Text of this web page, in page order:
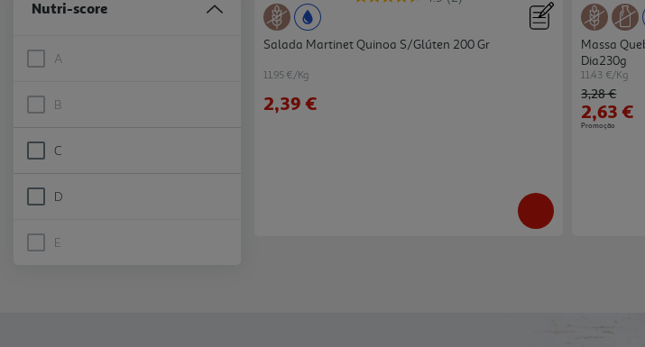
Nutri-score
A
Nutri-score A is not selectable
B
Nutri-score B is not selectable
C
Refine by Nutri-score: C
D
Refine by Nutri-score: D
E
Nutri-score E is not selectable
Salada Martinet Quinoa S/glúten 200 Gr
11.95 €/Kg
2,39 €
Massa
Dia230g
11.43 €/Kg
Price
3,28 €to
2,63 €
Promoção